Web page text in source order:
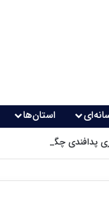
استان‌ها
چگونه کار می کنند؟